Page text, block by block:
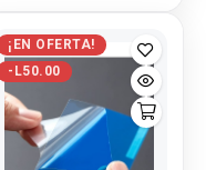
¡EN OFERTA!
-L50.00